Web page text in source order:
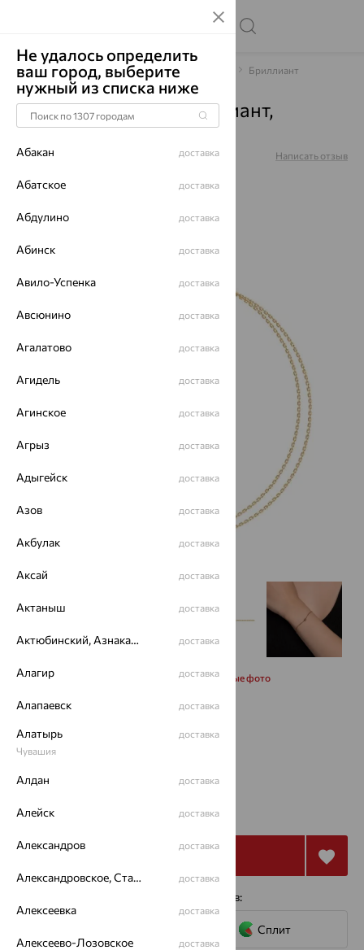
Главная Каталог Браслеты декоративные Бриллиант
Браслет, золото, бриллиант,
1050287
Артикул:
Написать отзыв
Запросить дополнительные фото
18
20 515 ₽
Купить
с помощью сервисов:
Сплит
Не удалось определить
ваш город, выберите
нужный из списка ниже
Абакан доставка
Абатское доставка
Абдулино доставка
Абинск доставка
Авило-Успенка доставка
Авсюнино доставка
Агалатово доставка
Агидель доставка
Агинское доставка
Агрыз доставка
Адыгейск доставка
Азов доставка
Акбулак доставка
Аксай доставка
Актаныш доставка
Актюбинский, Азнакаевский район доставка
Алагир доставка
Алапаевск доставка
Алатырь
Чувашия
доставка
Алдан доставка
Алейск доставка
Александров доставка
Александровское, Ставропольский край доставка
Алексеевка доставка
Алексеево-Лозовское доставка